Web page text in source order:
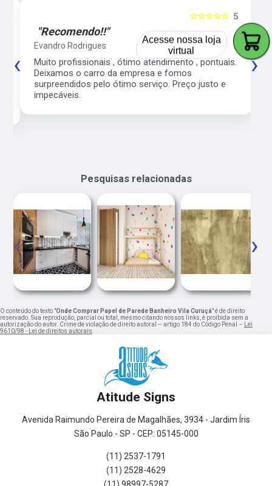
5
☆☆☆☆☆
"Recomendo!!"
Evandro Rodrigues
Muito profissionais , ótimo atendimento , pontuais.
Deixamos o carro da empresa e fomos
surpreendidos pelo ótimo serviço. Preço justo e
impecáveis.
‹ ›
Pesquisas relacionadas
‹ ›
O conteúdo do texto "Onde Comprar Papel de Parede Banheiro Vila Curuçá" é de direito
reservado. Sua reprodução, parcial ou total, mesmo citando nossos links, é proibida sem a
autorização do autor. Crime de violação de direito autoral – artigo 184 do Código Penal – Lei
9610/98 - Lei de direitos autorais.
Atitude Signs
Avenida Raimundo Pereira de Magalhães, 3934 - Jardim Íris
São Paulo - SP - CEP: 05145-000
(11) 2537-1791
(11) 2528-4629
Acesse nossa loja
virtual